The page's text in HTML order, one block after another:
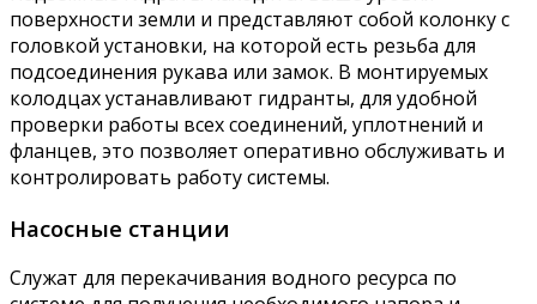
поверхности земли и представляют собой колонку с
головкой установки, на которой есть резьба для
подсоединения рукава или замок. В монтируемых
колодцах устанавливают гидранты, для удобной
проверки работы всех соединений, уплотнений и
фланцев, это позволяет оперативно обслуживать и
контролировать работу системы.
Насосные станции
Служат для перекачивания водного ресурса по